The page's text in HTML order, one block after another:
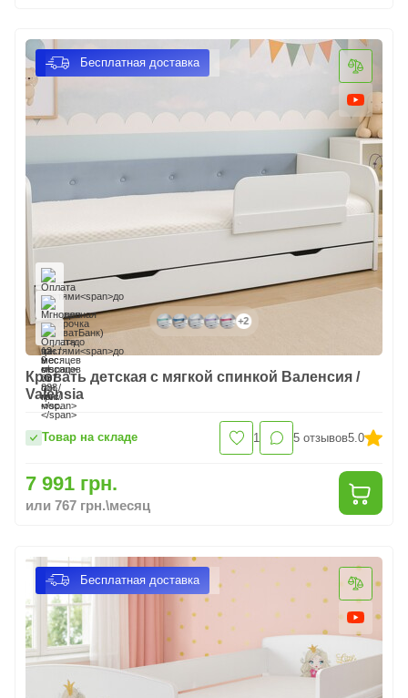
Бесплатная доставка
+2
Кровать детская с мягкой спинкой Валенсия /
Valensia
Товар на складе 1 5отзывов5.0
7 991 грн.
или 767 грн.\месяц
Бесплатная доставка